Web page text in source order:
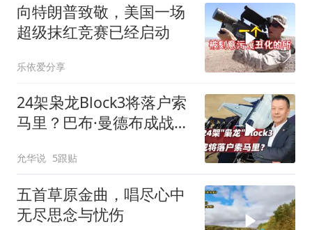
向特朗普致敬，美国一场
超级抹红竞赛已经启动
乐依爱分享
24架枭龙Block3将落户索
马里？巴布·曼德布成战略
允华说 5跟贴
五首草原金曲，唱尽心中
无尽思念与忧伤